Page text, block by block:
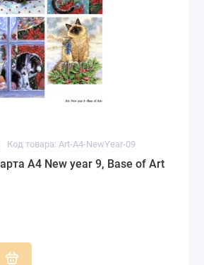
Код товара: Art-A4-NewYear-09
А4 New year 9, Base of Art